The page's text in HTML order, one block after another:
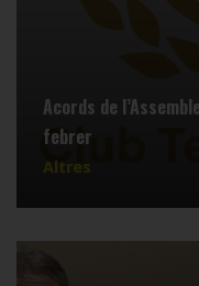
Acords de
febrer
Altres